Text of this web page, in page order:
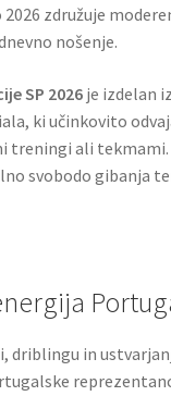
združuje
nošenje.
SP 2026 je izdelan iz
ki učinkovito
treningi ali
svobodo gibanja
driblingu in